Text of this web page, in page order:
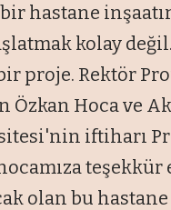
hastane
kolay
proje. Rektör
Özkan Hoca ve
iftiharı
teşekkür
olan bu